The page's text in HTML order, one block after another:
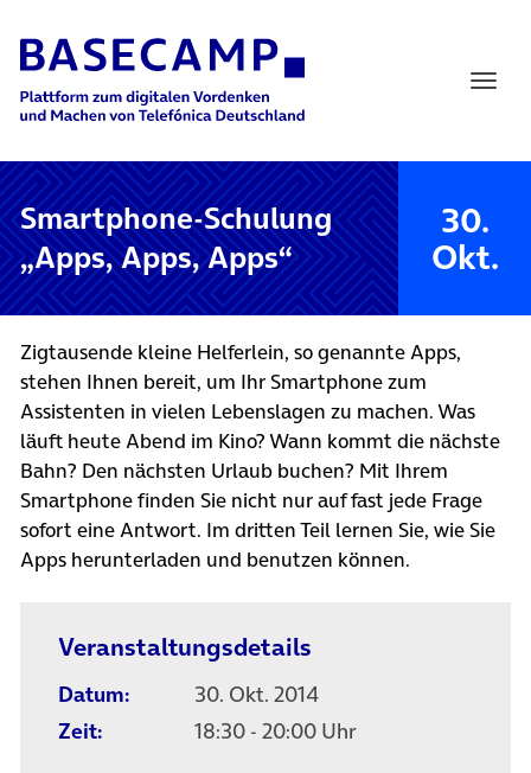
Main Navigation
Smartphone-Schulung
„Apps, Apps, Apps“
30.
Okt.
Zigtausende kleine Helferlein, so genannte Apps,
stehen Ihnen bereit, um Ihr Smartphone zum
Assistenten in vielen Lebenslagen zu machen. Was
läuft heute Abend im Kino? Wann kommt die nächste
Bahn? Den nächsten Urlaub buchen? Mit Ihrem
Smartphone finden Sie nicht nur auf fast jede Frage
sofort eine Antwort. Im dritten Teil lernen Sie, wie Sie
Apps herunterladen und benutzen können.
Veranstaltungsdetails
Datum:
30. Okt. 2014
Zeit:
18:30 - 20:00 Uhr